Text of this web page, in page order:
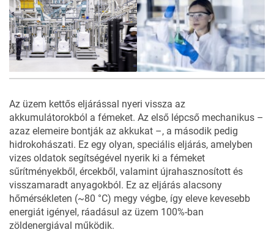
Az üzem kettős eljárással nyeri vissza az
akkumulátorokból a fémeket. Az első lépcső mechanikus –
azaz elemeire bontják az akkukat –, a második pedig
hidrokohászati. Ez egy olyan, speciális eljárás, amelyben
vizes oldatok segítségével nyerik ki a fémeket
sűrítményekből, ércekből, valamint újrahasznosított és
visszamaradt anyagokból. Ez az eljárás alacsony
hőmérsékleten (~80 °C) megy végbe, így eleve kevesebb
energiát igényel, ráadásul az üzem 100%-ban
zöldenergiával működik.